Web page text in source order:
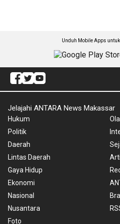
Unduh Mobile Apps
Jelajahi ANTARA News Makassar
Hukum
Politik
Daerah
Lintas Daerah
Gaya Hidup
Ekonomi
Nasional
Nusantara
Foto